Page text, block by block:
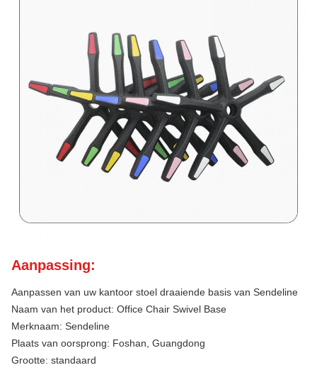
Aanpassing:
Aanpassen van uw kantoor stoel draaiende basis van Sendeline
Naam van het product: Office Chair Swivel Base
Merknaam: Sendeline
Plaats van oorsprong: Foshan, Guangdong
Grootte: standaard